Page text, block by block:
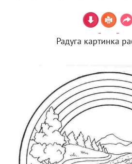
Радуга картинка